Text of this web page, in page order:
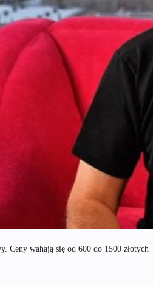
Ceny wahają się od 600 do 1500 złotych